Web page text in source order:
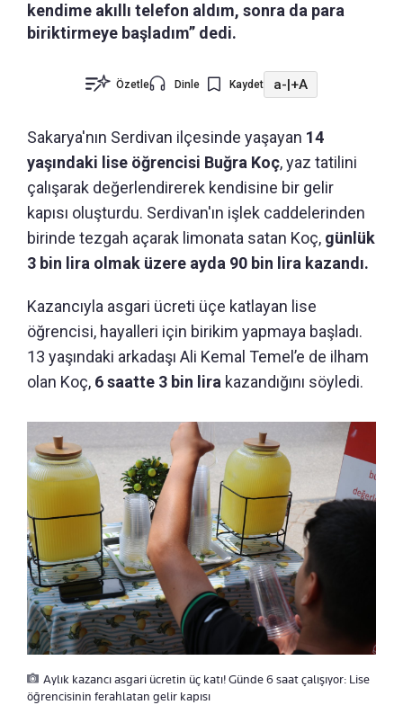
kendime akıllı telefon aldım, sonra da para
biriktirmeye başladım” dedi.
Özetle Dinle Kaydet a-|+A
Sakarya'nın Serdivan ilçesinde yaşayan 14
yaşındaki lise öğrencisi Buğra Koç, yaz tatilini
çalışarak değerlendirerek kendisine bir gelir
kapısı oluşturdu. Serdivan'ın işlek caddelerinden
birinde tezgah açarak limonata satan Koç, günlük
3 bin lira olmak üzere ayda 90 bin lira kazandı.
Kazancıyla asgari ücreti üçe katlayan lise
öğrencisi, hayalleri için birikim yapmaya başladı.
13 yaşındaki arkadaşı Ali Kemal Temel’e de ilham
olan Koç, 6 saatte 3 bin lira kazandığını söyledi.
Aylık kazancı asgari ücretin üç katı! Günde 6 saat çalışıyor: Lise
öğrencisinin ferahlatan gelir kapısı